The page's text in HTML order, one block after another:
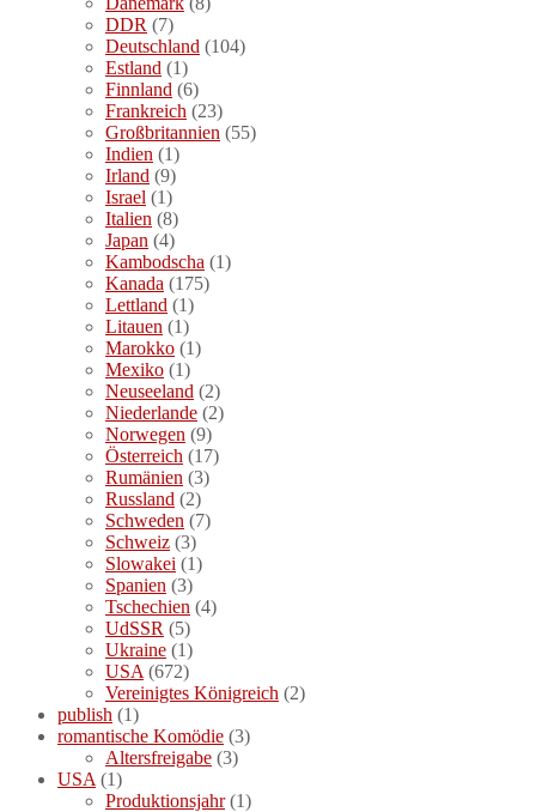
DDR (7)
Deutschland (104)
Estland (1)
Finnland (6)
Frankreich (23)
Großbritannien (55)
Indien (1)
Irland (9)
Israel (1)
Italien (8)
Japan (4)
Kambodscha (1)
Kanada (175)
Lettland (1)
Litauen (1)
Marokko (1)
Mexiko (1)
Neuseeland (2)
Niederlande (2)
Norwegen (9)
Österreich (17)
Rumänien (3)
Russland (2)
Schweden (7)
Schweiz (3)
Slowakei (1)
Spanien (3)
Tschechien (4)
UdSSR (5)
Ukraine (1)
USA (672)
Vereinigtes Königreich (2)
publish (1)
romantische Komödie (3)
Altersfreigabe (3)
USA (1)
Produktionsjahr(1)